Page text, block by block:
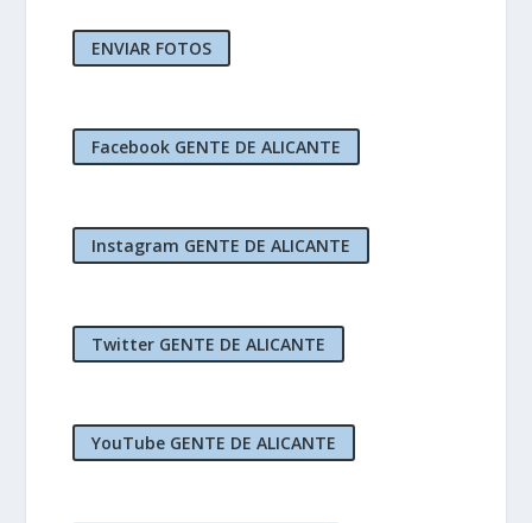
ENVIAR FOTOS
Facebook GENTE DE ALICANTE
Instagram GENTE DE ALICANTE
Twitter GENTE DE ALICANTE
YouTube GENTE DE ALICANTE